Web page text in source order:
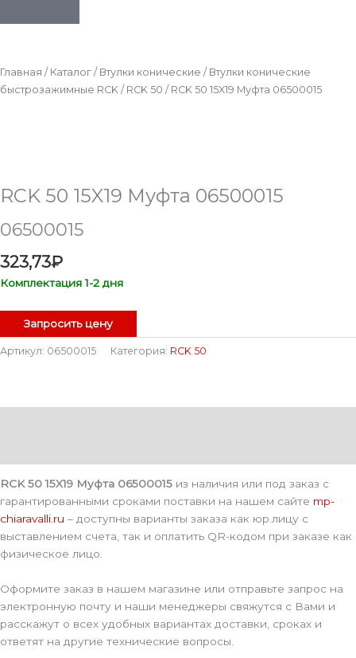
Главная / Каталог / Втулки конические / Втулки конические
быстрозажимные RCK / RCK 50 / RCK 50 15X19 Муфта 06500015
RCK 50 15X19 Муфта 06500015
06500015
323,73₽
Комплектация 1-2 дня
Запросить цену
Артикул: 06500015 Категория: RCK 50
RCK 50 15X19 Муфта 06500015 из наличия или под заказ с
гарантированными сроками поставки на нашем сайте mp-
chiaravalli.ru – доступны варианты заказа как юр.лицу с
выставлением счета, так и оплатить QR-кодом при заказе как
физическое лицо.
Оформите заказ в нашем магазине или отправьте запрос на
электронную почту и наши менеджеры свяжутся с Вами и
расскажут о всех удобных вариантах доставки, сроках и
ответят на другие технические вопросы.